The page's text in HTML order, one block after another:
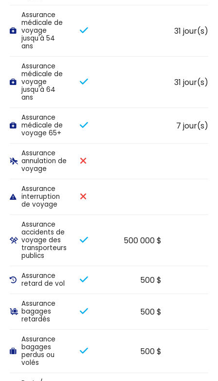
Assurance
médicale de
voyage
jusqu'à 54
ans
31 jour(s)
Assurance
médicale de
voyage
jusqu'à 64
ans
31 jour(s)
Assurance
médicale de
voyage 65+
7 jour(s)
Assurance
annulation de
voyage
Assurance
interruption
de voyage
Assurance
accidents de
voyage des
transporteurs
publics
500 000 $
Assurance
retard de vol
500 $
Assurance
bagages
retardés
500 $
Assurance
bagages
perdus ou
volés
500 $